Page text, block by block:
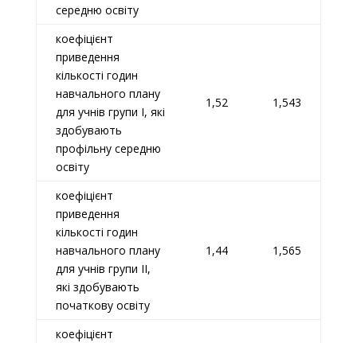
середню освіту
коефіцієнт
приведення
кількості годин
навчального плану
для учнів групи I, які
здобувають
профільну середню
освіту
1,52 1,543
коефіцієнт
приведення
кількості годин
навчального плану
для учнів групи II,
які здобувають
початкову освіту
1,44 1,565
коефіцієнт